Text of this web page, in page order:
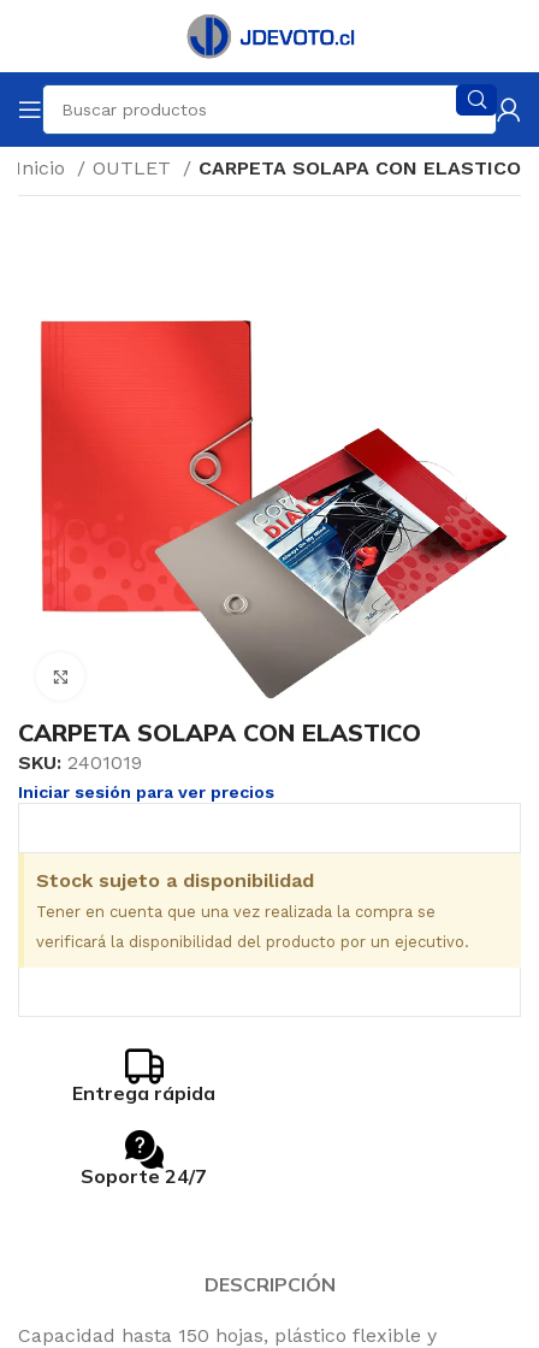
Inicio OUTLET CARPETA SOLAPA CON ELASTICO
CARPETA SOLAPA CON ELASTICO
SKU: 2401019
Iniciar sesión para ver precios
Stock sujeto a disponibilidad
Tener en cuenta que una vez realizada la compra se
verificará la disponibilidad del producto por un ejecutivo.
Entrega rápida
Soporte 24/7
DESCRIPCIÓN
Capacidad hasta 150 hojas, plástico flexible y